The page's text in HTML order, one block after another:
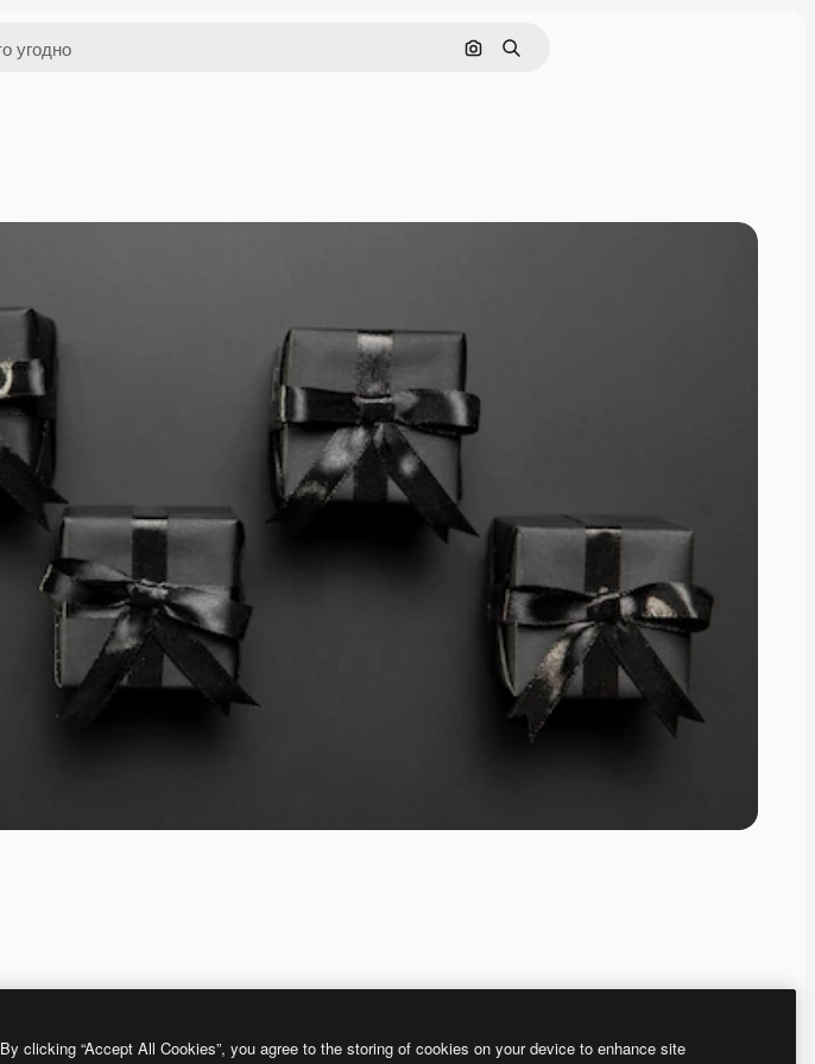
Поиск по изображению
Поиск
By clicking “Accept All Cookies”, you agree to the storing of cookies on your device to enhance site